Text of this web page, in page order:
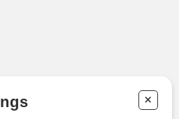
Instruments
+